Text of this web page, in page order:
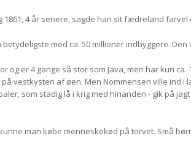
1861, 4 år senere, sagde han sit fædreland farvel
med ca. 50 millioner indbyggere.
og er 4 gange så stor som Java, men har kun
vestkysten af øen. Men Nommensen ville ind
som stadig lå i krig med hinanden - gik på
man købe menneskekød på torvet. Små